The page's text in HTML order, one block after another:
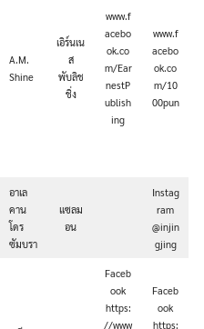
A.M.
Shine
เอิร์นเน
ส
พับลิช
ชิ่ง
www.f
acebo
ok.co
m/Ear
nestP
ublish
ing
www.f
acebo
ok.co
m/10
00pun
อาเล
คาน
โดร
ซัมบรา
แซลม
อน
Instag
ram
@injin
gjing
Faceb
ook
https:
//www
Faceb
ook
https: